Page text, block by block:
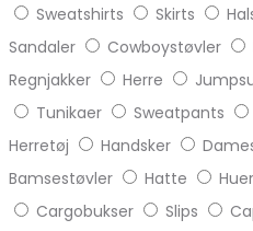
Sweatshirts
Skirts
Sandaler
Cowboystøvler
Regnjakker
Herre
Tunikaer
Sweatpants
Herretøj
Handsker
Bamsestøvler
Hatte
Cargobukser
Slips